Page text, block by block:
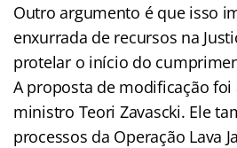
Outro argumento é que isso
enxurrada de recursos na
protelar o início do
A proposta de modificação foi
ministro Teori Zavascki. Ele
processos da Operação Lava